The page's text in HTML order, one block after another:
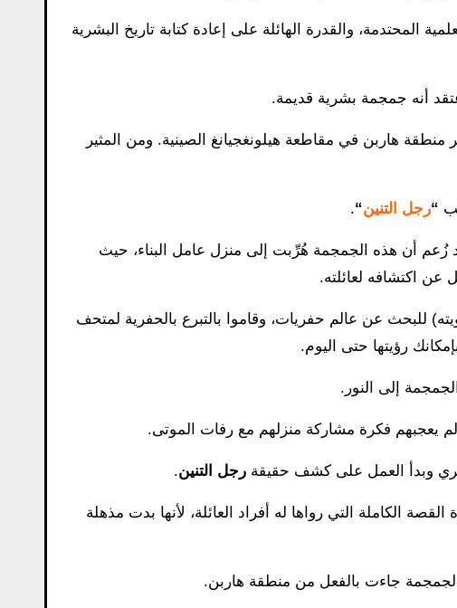
المحتدمة، والقدرة الهائلة على إعادة كتابة تاريخ البشرية
أنه جمجمة بشرية قديمة.
هاربن في مقاطعة هيلونغجيانغ الصينية. ومن المثير
“رجل التنين“
.
أن هذه الجمجمة هُرِّبت إلى منزل عامل البناء، حيث
للبحث عن عالم حفريات، وقاموا بالتبرع بالحفرية لمتحف
رؤيتها حتى اليوم.
إلى النور.
لم يعجبهم فكرة مشاركة منزلهم مع رفات الموتى.
سري وبدأ العمل على كشف حقيقةرجل التنين.
الكاملة التي رواها له أفراد العائلة، لأنها بدت مذهلة
الجمجمة جاءت بالفعل من منطقة هاربن.